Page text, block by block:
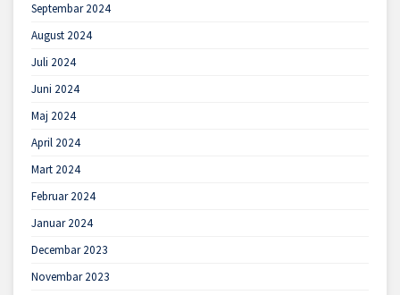
Septembar 2024
August 2024
Juli 2024
Juni 2024
Maj 2024
April 2024
Mart 2024
Februar 2024
Januar 2024
Decembar 2023
Novembar 2023